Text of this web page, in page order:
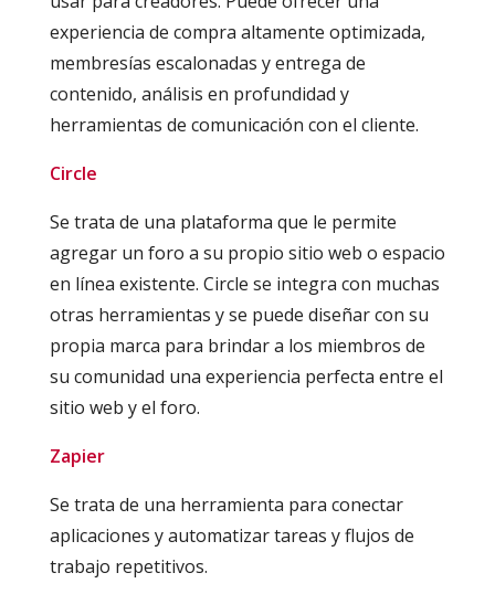
experiencia de compra altamente optimizada,
membresías escalonadas y entrega de
contenido, análisis en profundidad y
herramientas de comunicación con el cliente.
Circle
Se trata de una plataforma que le permite
agregar un foro a su propio sitio web o espacio
en línea existente. Circle se integra con muchas
otras herramientas y se puede diseñar con su
propia marca para brindar a los miembros de
su comunidad una experiencia perfecta entre el
sitio web y el foro.
Zapier
Se trata de una herramienta para conectar
aplicaciones y automatizar tareas y flujos de
trabajo repetitivos.